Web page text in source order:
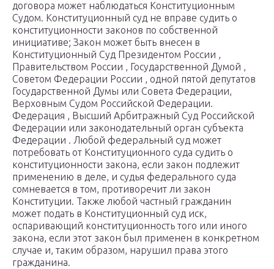
договора может наблюдаться Конституционным
Судом. Конституционный суд не вправе судить о
конституционности законов по собственной
инициативе; Закон может быть внесен в
Конституционный Суд Президентом России ,
Правительством России , Государственной Думой ,
Советом Федерации России , одной пятой депутатов
Государственной Думы или Совета Федерации,
Верховным Судом Российской Федерации.
Федерация , Высший Арбитражный Суд Российской
Федерации или законодательный орган субъекта
Федерации . Любой федеральный суд может
потребовать от Конституционного суда судить о
конституционности закона, если закон подлежит
применению в деле, и судья федерального суда
сомневается в том, противоречит ли закон
Конституции. Также любой частный гражданин
может подать в Конституционный суд иск,
оспаривающий конституционность того или иного
закона, если этот закон был применен в конкретном
случае и, таким образом, нарушил права этого
гражданина.